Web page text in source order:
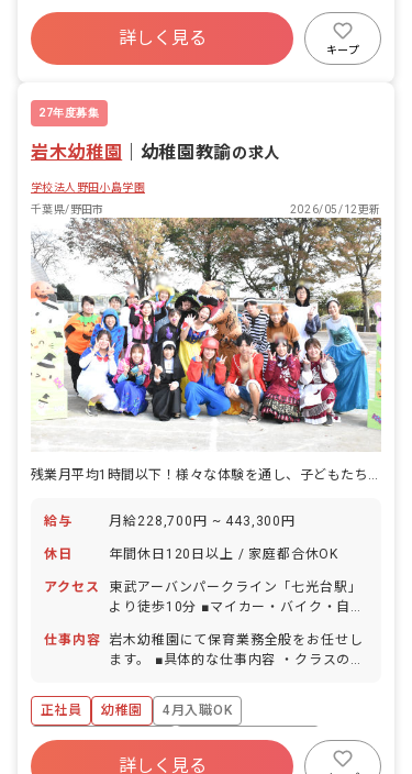
【担当クラス・体制】 複数担任制で、ペ
アの先生と協力して保育を進めていきま
す。新卒・ブランクのある方も、先輩ス
タッフが丁寧にサポートしますので安心
軽減 ・勤務時間内に事務作業の時間を確
務なし ・本部スタッフと面談制度あり
ボーナス・賞与あり
年間休日120日以上
社会保険完備
有給
福利厚生充実
詳しく見る
キープ
27年度募集
岩木幼稚園 幼稚園教諭の求人
学校法人野田小島学園
千葉県/野田市
2026/05/12更新
給与 月給228,700円 ~ 443,300円
休日 年間休日120日以上 / 家庭都合休OK
アクセス
東武アーバンパークライン「七光台駅」
より徒歩10分 ■マイカー・バイク・自転
仕事内容
岩木幼稚園にて保育業務全般をお任せし
ます。 ■具体的な仕事内容 ・クラスの担
どもたちの保育・預かり保育・教育業務
全般 ・行事の準備 ・翌日の保育の準備
・保育計画の立案 ・保護者対応 ・預か
り保育など ※2027年4月入職となりま
正社員 幼稚園
4月入職OK
ボーナス・賞与あり
年間休日120日以上
寮・住宅・家賃補助あり
社会保険完備
詳しく見る